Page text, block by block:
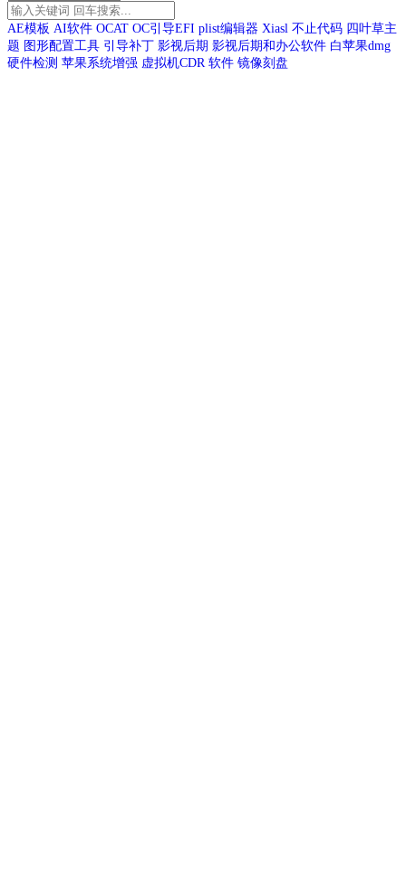
AE模板 AI软件 OCAT OC引导EFI plist编辑器 Xiasl 不止代码 四叶草主
题 图形配置工具 引导补丁 影视后期 影视后期和办公软件 白苹果dmg
硬件检测 苹果系统增强 虚拟机CDR 软件 镜像刻盘